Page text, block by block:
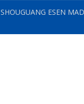
SHOUGUANG ESEN